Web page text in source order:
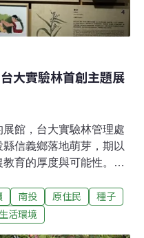
大實驗林首創主題展
館，台大實驗林管理處
縣信義鄉落地萌芽，期以
育的厚度與可能性。常
在生活上也常常運用！
世《食農教育法》草案
南投 原住民
種子
生活環境